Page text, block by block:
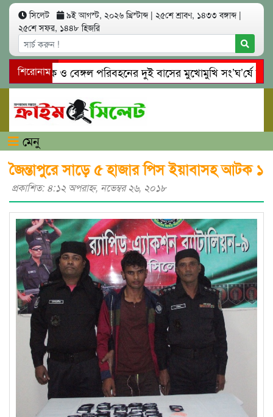
সিলেট ৯ই আগস্ট, ২০২৬ খ্রিস্টাব্দ | ২৫শে শ্রাবণ, ১৪৩৩ বঙ্গাব্দ |
২৫শে সফর, ১৪৪৮ হিজরি
শিরোনাম
ইউনিক ও বেঙ্গল পরিবহনের দুই বাসের মুখোমুখি সং’ঘ’র্ষে নিহত ৯
প্রেমের ফাঁদে তরুণী পাচার: মাদকাসক্ত রিমালকে গ্রেপ্তারের
মেনু
জৈন্তাপুরে সাড়ে ৫ হাজার পিস ইয়াবাসহ আটক ১
প্রকাশিত: ৪:১২ অপরাহ্ণ, নভেম্বর ২৬, ২০১৮